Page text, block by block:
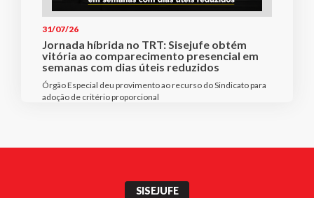
31/07/26
Jornada híbrida no TRT: Sisejufe obtém
vitória ao comparecimento presencial em
semanas com dias úteis reduzidos
Órgão Especial deu provimento ao recurso do Sindicato para
adoção de critério proporcional
SISEJUFE